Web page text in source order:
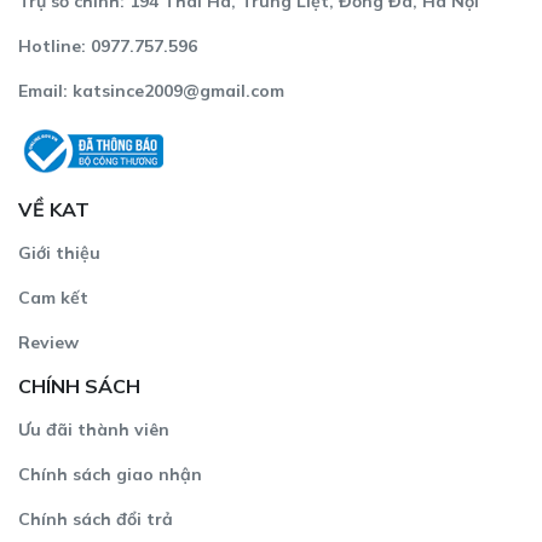
áo blouse lụa, thêm một đôi giày cao gót màu nude
thật sẽ là “trợ thủ đắc lực” giúp bạn tự tin bắt đầu ngày
làm việc năng suất. Tham khảo thêm bảng màu của
Maggie với nhiều phiên bản cập nhật theo xu hướng màu
mới nhất nhé!
Hotline: 0977.757.596
Email: katsince2009@gmail.com
VỀ KAT
Giới thiệu
Cam kết
Review
CHÍNH SÁCH
Ưu đãi thành viên
Chính sách giao nhận
Chính sách đổi trả